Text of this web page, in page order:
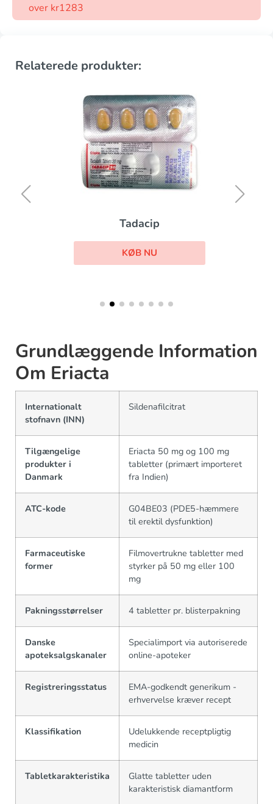
over kr1283
Relaterede produkter:
Tadacip
KØB NU
Grundlæggende Information
Om Eriacta
Internationalt
stofnavn (INN)
Sildenafilcitrat
Tilgængelige
produkter i
Danmark
Eriacta 50 mg og 100 mg
tabletter (primært importeret
fra Indien)
ATC-kode
G04BE03 (PDE5-hæmmere
til erektil dysfunktion)
Farmaceutiske
former
Filmovertrukne tabletter med
styrker på 50 mg eller 100
mg
Pakningsstørrelser 4 tabletter pr. blisterpakning
Danske
apoteksalgskanaler
Specialimport via autoriserede
online-apoteker
Registreringsstatus
EMA-godkendt generikum -
erhvervelse kræver recept
Klassifikation
Udelukkende receptpligtig
medicin
Tabletkarakteristika
Glatte tabletter uden
karakteristisk diamantform